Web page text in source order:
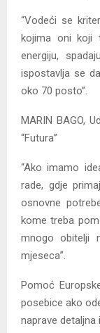
“Vodeći se
kojima oni koji
energiju,
ispostavlja se
oko 70 posto”.
MARIN BAGO,
“Futura”
“Ako imamo
rade, gdje
osnovne
kome treba
mnogo obitelji
mjeseca”.
Pomoć
posebice ako
naprave